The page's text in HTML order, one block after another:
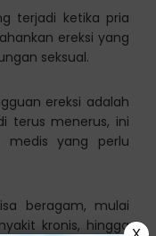
terjadi ketika pria
ereksi yang
seksual.
ereksi adalah
terus menerus, ini
medis yang perlu
beragam, mulai
kronis, hingga